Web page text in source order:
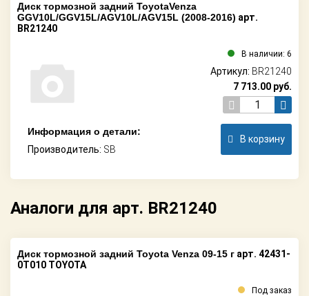
Диск тормозной задний ToyotaVenza
GGV10L/GGV15L/AGV10L/AGV15L (2008-2016) арт.
BR21240
Информация о детали:
Производитель: SB
В наличии: 6
Артикул: BR21240
7 713.00 руб.
В корзину
Аналоги для арт. BR21240
Диск тормозной задний Toyota Venza 09-15 г арт. 42431-
0T010 TOYOTA
Под заказ